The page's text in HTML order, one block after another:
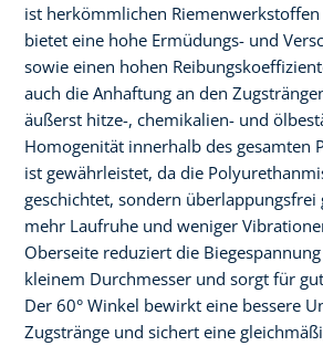
ist herkömmlichen
bietet eine hohe Ermüdungs- und
sowie einen hohen
auch die Anhaftung an den
äußerst hitze-, chemikalien- und
Homogenität innerhalb des gesamten
ist gewährleistet, da die
geschichtet, sondern überlappungsfrei
mehr Laufruhe und weniger
Oberseite reduziert die
kleinem Durchmesser und sorgt für
Der 60° Winkel bewirkt eine bessere
Zugstränge und sichert eine